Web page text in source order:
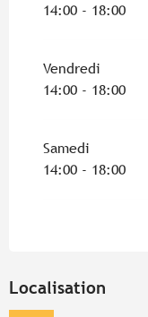
14:00 - 18:00
Vendredi
14:00 - 18:00
Samedi
14:00 - 18:00
Localisation